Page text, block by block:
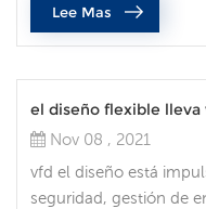
mayor vida útil del
Lee Mas
el diseño flexible lleva
Nov 08 , 2021
vfd el diseño está
seguridad, gestión de